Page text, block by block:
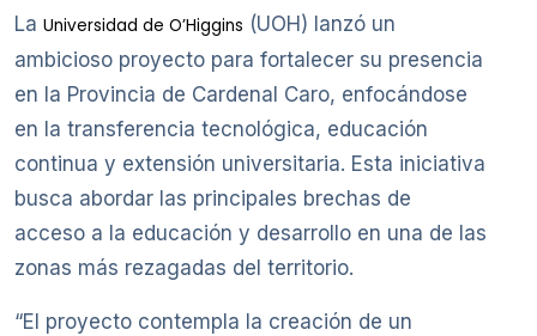
La Universidad de O’Higgins (UOH) lanzó un
ambicioso proyecto para fortalecer su presencia
en la Provincia de Cardenal Caro, enfocándose
en la transferencia tecnológica, educación
continua y extensión universitaria. Esta iniciativa
busca abordar las principales brechas de
acceso a la educación y desarrollo en una de las
zonas más rezagadas del territorio.
“El proyecto contempla la creación de un